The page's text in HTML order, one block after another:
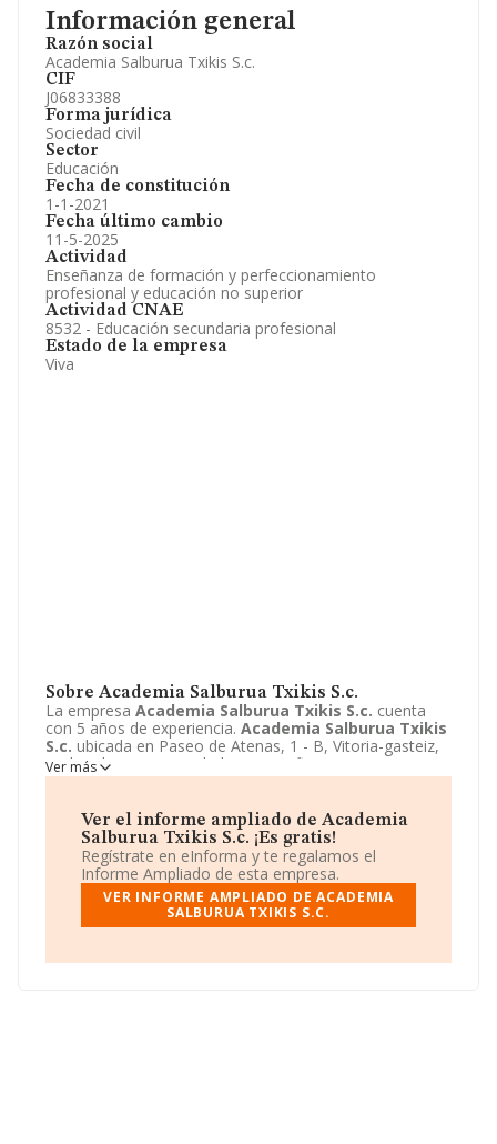
Información general
Razón social
Academia Salburua Txikis S.c.
CIF
J06833388
Forma jurídica
Sociedad civil
Sector
Educación
Fecha de constitución
1-1-2021
Fecha último cambio
11-5-2025
Actividad
Enseñanza de formación y perfeccionamiento
profesional y educación no superior
Actividad CNAE
8532 - Educación secundaria profesional
Estado de la empresa
Viva
Sobre Academia Salburua Txikis S.c.
La empresa Academia Salburua Txikis S.c. cuenta
con 5 años de experiencia. Academia Salburua Txikis
S.c. ubicada en Paseo de Atenas, 1 - B, Vitoria-gasteiz,
Araba/alava. Su actividad CNAE se fine como 8532 -
Educación secundaria profesional. El modelo de
Sociedad civil. Acceda al siguiente enlace para obtener
más información acerca de la empresaAcademia
Salburua Txikis S.c.:
http://www.academiasalburua.com.
Ver más
Ver el informe ampliado de Academia
Salburua Txikis S.c. ¡Es gratis!
Regístrate en eInforma y te regalamos el
Informe Ampliado de esta empresa.
VER INFORME AMPLIADO DE ACADEMIA
SALBURUA TXIKIS S.C.
Información oficial y registral complementaria.